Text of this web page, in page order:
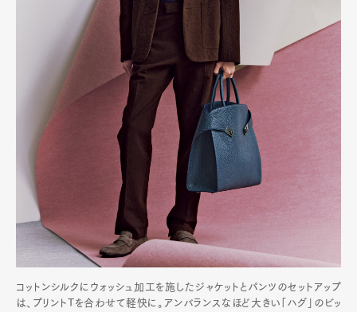
Art&Design Watch
Gourmet
ProductCultureLifestyle
Pen Membership
Magazine
Official Columnist
About
Contact
Pen Meet
Pen international Pen tw
コットンシルクにウォッシュ加工を施したジャケットとパンツのセットアップ
は、プリントTを合わせて軽快に。アンバランスなほど大きい「ハグ」のビッ